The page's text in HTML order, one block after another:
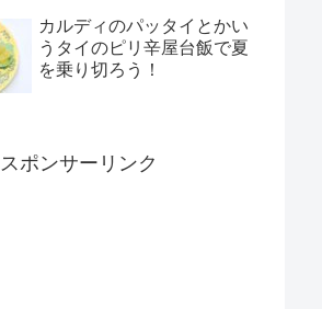
カルディのパッタイとかい
うタイのピリ辛屋台飯で夏
を乗り切ろう！
スポンサーリンク